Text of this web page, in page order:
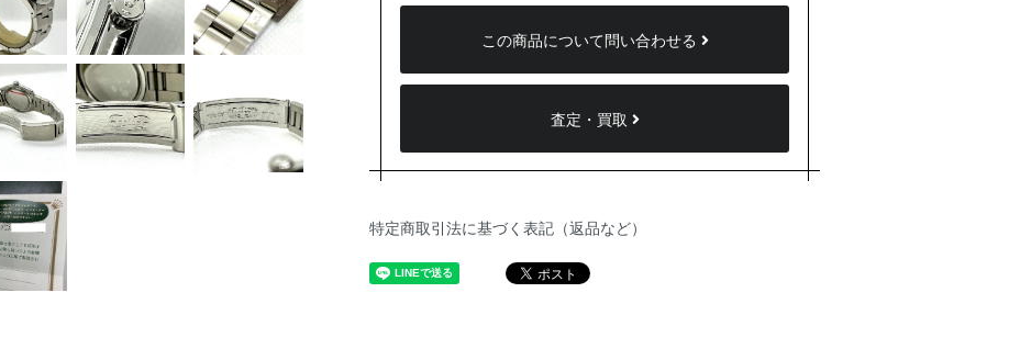
この商品について問い合わせる
査定・買取
特定商取引法に基づく表記（返品など）